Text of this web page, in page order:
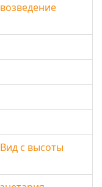
с высоты